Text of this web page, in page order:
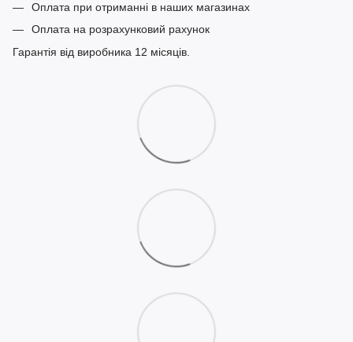
Оплата при отриманні в наших магазинах
Оплата на розрахунковий рахунок
Гарантія від виробника 12 місяців.